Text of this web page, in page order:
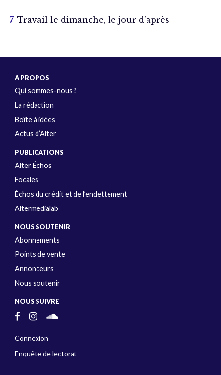
Travail le dimanche, le jour d’après
A PROPOS
Qui sommes-nous ?
La rédaction
Boîte à idées
Actus d’Alter
PUBLICATIONS
Alter Échos
Focales
Échos du crédit et de l’endettement
Altermedialab
NOUS SOUTENIR
Abonnements
Points de vente
Annonceurs
Nous soutenir
NOUS SUIVRE
Connexion
Enquête de lectorat